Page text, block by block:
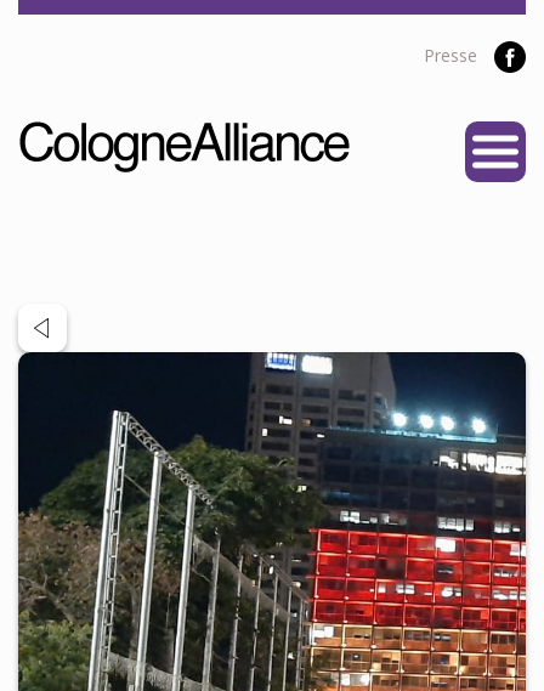
Presse
START
Partner
PROJEKTE
Alliance Liga
NEWS
Newsletter
KALENDER